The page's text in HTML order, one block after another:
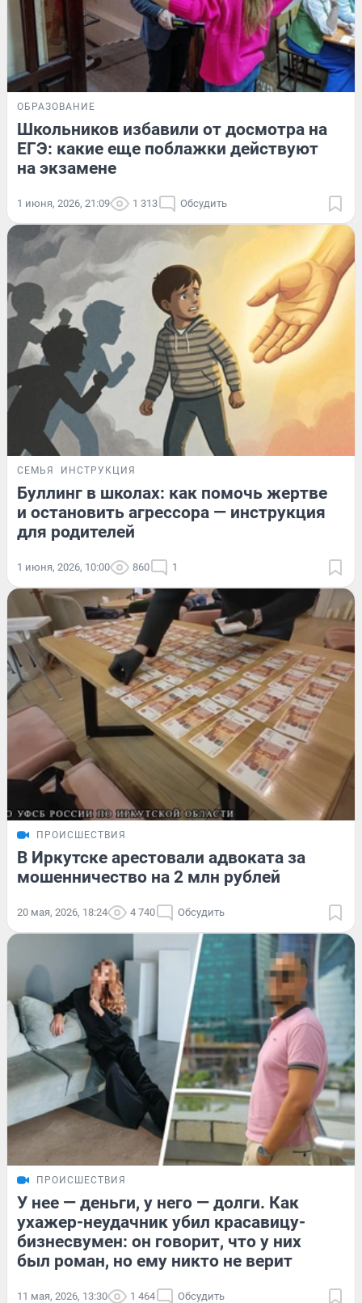
ОБРАЗОВАНИЕ
Школьников избавили от досмотра на
ЕГЭ: какие еще поблажки действуют
на экзамене
1 июня, 2026, 21:09 1 313 Обсудить
СЕМЬЯ ИНСТРУКЦИЯ
Буллинг в школах: как помочь жертве
и остановить агрессора — инструкция
для родителей
1 июня, 2026, 10:00 860 1
ПРОИСШЕСТВИЯ
В Иркутске арестовали адвоката за
мошенничество на 2 млн рублей
20 мая, 2026, 18:24 4 740 Обсудить
ПРОИСШЕСТВИЯ
У нее — деньги, у него — долги. Как
ухажер-неудачник убил красавицу-
бизнесвумен: он говорит, что у них
был роман, но ему никто не верит
11 мая, 2026, 13:30 1 464 Обсудить